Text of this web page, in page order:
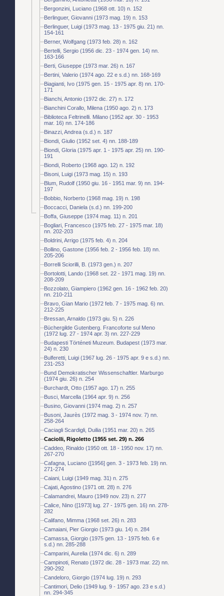
Bergonzini, Luciano (1968 ott. 10) n. 152
Berlinguer, Giovanni (1973 mag. 19) n. 153
Berlinguer, Luigi (1973 mag. 13 - 1975 giu. 21) nn.
154-161
Berner, Wolfgang (1973 feb. 28) n. 162
Bertelli, Sergio (1956 dic. 23 - 1974 gen. 14) nn.
163-166
Berti, Giuseppe (1973 mar. 26) n. 167
Bertini, Valerio (1974 ago. 22 e s.d.) nn. 168-169
Biagianti, Ivo (1975 gen. 15 - 1975 apr. 8) nn. 170-
171
Bianchi, Antonio (1972 dic. 27) n. 172
Bianchini Corallo, Milena (1950 ago. 2) n. 173
Biblioteca Feltrinelli. Milano (1952 apr. 30 - 1953
mar. 16) nn. 174-186
Binazzi, Andrea (s.d.) n. 187
Biondi, Giulio (1952 set. 4) nn. 188-189
Biondi, Gloria (1975 apr. 1 - 1975 apr. 25) nn. 190-
191
Biondi, Roberto (1968 ago. 12) n. 192
Bisoni, Luigi (1973 mag. 15) n. 193
Blum, Rudolf (1950 giu. 16 - 1951 mar. 9) nn. 194-
197
Bobbio, Norberto (1968 mag. 19) n. 198
Boccacci, Daniela (s.d.) nn. 199-200
Boffa, Giuseppe (1974 mag. 11) n. 201
Bogliari, Francesco (1975 feb. 27 - 1975 mar. 18)
nn. 202-203
Boldrini, Arrigo (1975 feb. 4) n. 204
Bollino, Gastone (1956 feb. 2 - 1956 feb. 18) nn.
205-206
Borrelli Sciorilli, B. (1973 gen.) n. 207
Bortolotti, Lando (1968 set. 22 - 1971 mag. 19) nn.
208-209
Bozzolato, Giampiero (1962 gen. 16 - 1962 feb. 20)
nn. 210-211
Bravo, Gian Mario (1972 feb. 7 - 1975 mag. 6) nn.
212-225
Bressan, Arnaldo (1973 giu. 5) n. 226
Büchergilde Gutenberg. Francoforte sul Meno
(1972 lug. 27 - 1974 apr. 3) nn. 227-229
Budapesti Történeti Muzeum. Budapest (1973 mar.
24) n. 230
Bulferetti, Luigi (1967 lug. 26 - 1975 apr. 9 e s.d.) nn.
231-253
Bund Demokratischer Wissenschaftler. Marburgo
(1974 giu. 26) n. 254
Burchardt, Otto (1957 ago. 17) n. 255
Busci, Marcella (1964 apr. 9) n. 256
Busino, Giovanni (1974 mag. 2) n. 257
Busoni, Jaurès (1972 mag. 3 - 1974 nov. 7) nn.
258-264
Caciagli Scardigli, Duilia (1951 mar. 20) n. 265
Caciolli, Rigoletto (1955 set. 29) n. 266
Caddeo, Rinaldo (1950 ott. 18 - 1950 nov. 17) nn.
267-270
Cafagna, Luciano ([1956] gen. 3 - 1973 feb. 19) nn.
271-274
Caiani, Luigi (1949 mag. 31) n. 275
Cajati, Agostino (1971 ott. 28) n. 276
Calamandrei, Mauro (1949 nov. 23) n. 277
Calice, Nino ([1973] lug. 27 - 1975 gen. 16) nn. 278-
282
Califano, Mimma (1968 set. 26) n. 283
Camaiani, Pier Giorgio (1973 giu. 14) n. 284
Camassa, Giorgio (1975 gen. 13 - 1975 feb. 6 e
s.d.) nn. 285-288
Camparini, Aurelia (1974 dic. 6) n. 289
Campinoti, Renato (1972 dic. 28 - 1973 mar. 22) nn.
290-292
Candeloro, Giorgio (1974 lug. 19) n. 293
Cantimori, Delio (1949 lug. 9 - 1957 ago. 23 e s.d.)
nn. 294-345